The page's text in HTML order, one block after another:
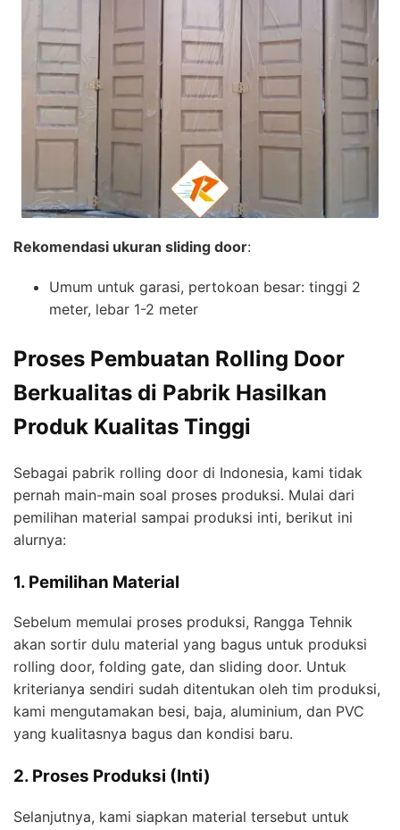
Rekomendasi ukuran sliding door:
Umum untuk garasi, pertokoan besar: tinggi 2
meter, lebar 1-2 meter
Proses Pembuatan Rolling Door
Berkualitas di Pabrik Hasilkan
Produk Kualitas Tinggi
Sebagai pabrik rolling door di Indonesia, kami tidak
pernah main-main soal proses produksi. Mulai dari
pemilihan material sampai produksi inti, berikut ini
alurnya:
1. Pemilihan Material
Sebelum memulai proses produksi, Rangga Tehnik
akan sortir dulu material yang bagus untuk produksi
rolling door, folding gate, dan sliding door. Untuk
kriterianya sendiri sudah ditentukan oleh tim produksi,
kami mengutamakan besi, baja, aluminium, dan PVC
yang kualitasnya bagus dan kondisi baru.
2. Proses Produksi (Inti)
Selanjutnya, kami siapkan material tersebut untuk